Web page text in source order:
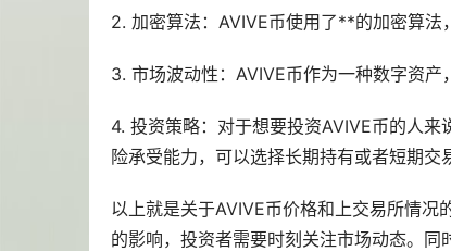
2. 加密算法：AVIVE币使用了**的加密算法
3. 市场波动性：AVIVE币作为一种数字资
4. 投资策略：对于想要投资AVIVE币的人
险承受能力，可以选择长期持有或者短期交
以上就是关于AVIVE币价格和上交易所情
的影响，投资者需要时刻关注市场动态。